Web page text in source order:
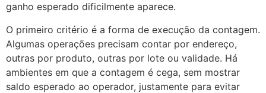
ganho esperado dificilmente aparece.
O primeiro critério é a forma de execução da contagem.
Algumas operações precisam contar por endereço,
outras por produto, outras por lote ou validade. Há
ambientes em que a contagem é cega, sem mostrar
saldo esperado ao operador, justamente para evitar